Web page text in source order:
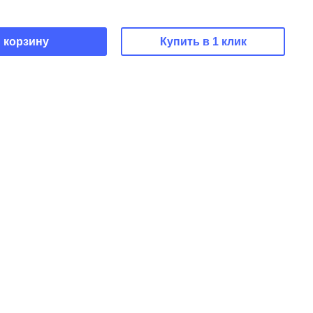
корзину Купить в 1 клик